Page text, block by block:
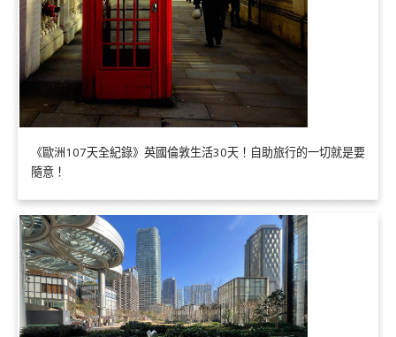
《歐洲107天全紀錄》英國倫敦生活30天！自助旅行的一切就是要
隨意！